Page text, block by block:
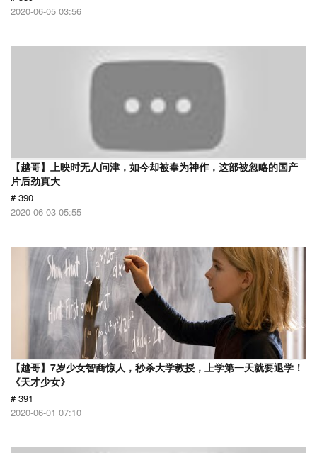
2020-06-05 03:56
【越哥】上映时无人问津，如今却被奉为神作，这部被忽略的国产
片后劲真大
# 390
2020-06-03 05:55
【越哥】7岁少女智商惊人，秒杀大学教授，上学第一天就要退学！
《天才少女》
# 391
2020-06-01 07:10